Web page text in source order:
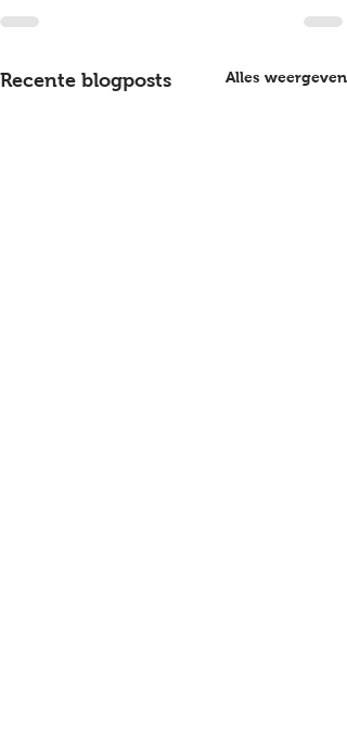
Recente blogposts Alles weergeven